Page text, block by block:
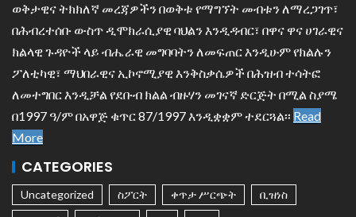
ወቅታዊና ትክክለኛ መረጃዎችን በወቅቱ የማግኘት መብቱን ለማረጋገጥ፣
በሕብረተሰቡ ውስጥ ዲሞክራሲያዊ ባህልን እንዲዳብር፣ በዋና ዋና ሀገራዊና
ክልላዊ ጉዳዮች ላይ ብሔራዊ መግባባትን ለመፍጠር እንዲሁም የክልሉን
ፖለቲካዊ፣ ማህበራዊና ኢኮኖሚያዊ እንቅስቃሴዎች በሕዝብ ተሳትፎ
ለመተግበር እንዲቻል የደቡብ ክልል ብዙሃን መገናኛ ድርጅት በሚል ስያሜ
በ1997 ዓ/ም በአዋጅ ቁጥር 87/1997 እንዲቋቋም ተደርጓል፡፡ Read
More
CATEGORIES
Uncategorized ስፖርት ቀጥታ ሥርጭት
ቢዝነስ